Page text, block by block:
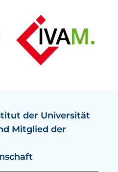
der Universität
Mitglied der